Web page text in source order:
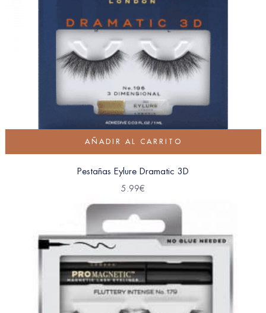
AÑADIR AL CARRITO
Pestañas Eylure Dramatic 3D
5.99€